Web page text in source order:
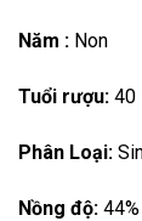
Năm : Non
Tuổi rượu: 40
Phân Loại:
Nồng độ: 44%